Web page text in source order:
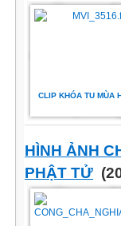
CLIP KHÓA TU MÙA
HÌNH ẢNH
PHẬT TỬ